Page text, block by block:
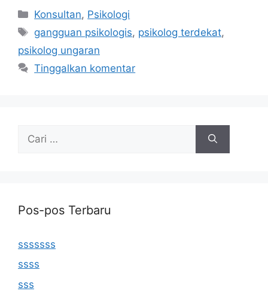
Kategori
Konsultan, Psikologi
Tag
gangguan psikologis, psikolog terdekat,
psikolog ungaran
Tinggalkan komentar
untuk:
Pos-pos Terbaru
sssssss
ssss
sss